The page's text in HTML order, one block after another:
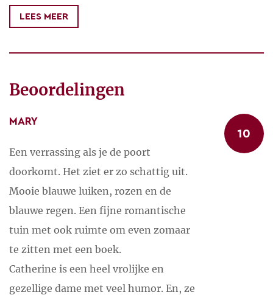
UNESCO staat.
Of het kasteel van Maintenon, Rambouillet, maar
- 11 km verderop is een golfbaan
- 5 km verderop zijn paarden te huur voor een al
LEES MEER
Beoordelingen
MARY
Een verrassing als je de poort
doorkomt. Het ziet er zo schattig uit.
Mooie blauwe luiken, rozen en de
blauwe regen. Een fijne romantische
tuin met ook ruimte om even zomaar
te zitten met een boek.
Catherine is een heel vrolijke en
gezellige dame met veel humor. En, ze
10